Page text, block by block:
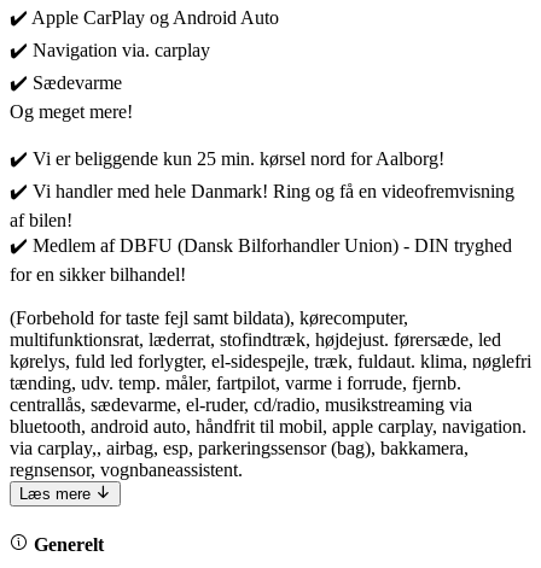
✔️ Apple CarPlay og Android Auto
✔️ Navigation via. carplay
✔️ Sædevarme
Og meget mere!
✔️ Vi er beliggende kun 25 min. kørsel nord for Aalborg!
✔️ Vi handler med hele Danmark! Ring og få en videofremvisning
af bilen!
✔️ Medlem af DBFU (Dansk Bilforhandler Union) - DIN tryghed
for en sikker bilhandel!
(Forbehold for taste fejl samt bildata), kørecomputer,
multifunktionsrat, læderrat, stofindtræk, højdejust. førersæde, led
kørelys, fuld led forlygter, el-sidespejle, træk, fuldaut. klima, nøglefri
tænding, udv. temp. måler, fartpilot, varme i forrude, fjernb.
centrallås, sædevarme, el-ruder, cd/radio, musikstreaming via
bluetooth, android auto, håndfrit til mobil, apple carplay, navigation.
via carplay,, airbag, esp, parkeringssensor (bag), bakkamera,
regnsensor, vognbaneassistent.
Læs mere
Generelt